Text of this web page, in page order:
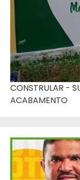
CONSTRULAR -
ACABAMENTO